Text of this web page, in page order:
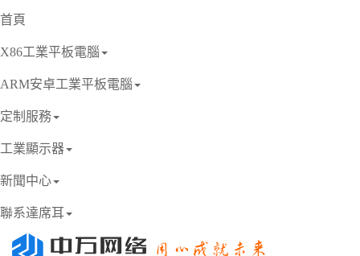
首頁
X86工業平板電腦
ARM安卓工業平板電腦
定制服務
工業顯示器
新聞中心
聯系達席耳